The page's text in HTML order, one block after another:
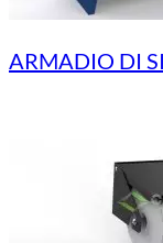
ARMADIO DI